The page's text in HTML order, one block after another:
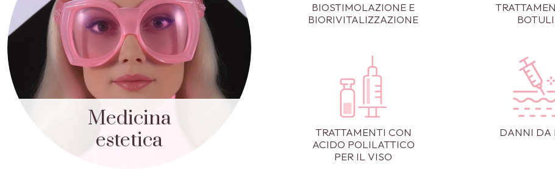
Medicina
estetica
BIOSTIMOLAZIONE E
BIORIVITALIZZAZIONE
TRATTAMENTI CON
ACIDO POLILATTICO
PER IL VISO
DANNI DA